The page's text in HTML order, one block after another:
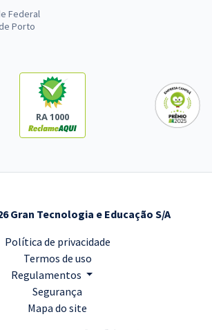
Federal
Porto
RA 1000
Gran Tecnologia e Educação S/A
Política de privacidade
Termos de uso
Regulamentos
Segurança
Mapa do site